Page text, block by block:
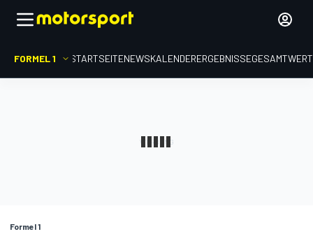
FORMEL 1 STARTSEITENEWSKALENDERERGEBNISSE
Formel 1